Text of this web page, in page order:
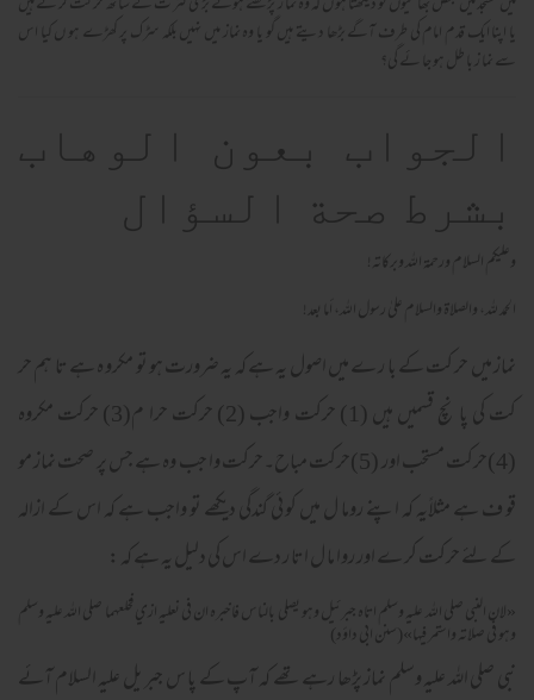
یا اپنا ایک قدم امام کی طرف آگے بڑھا دیتے ہیں گو یا وہ نماز میں نہیں بلکہ سڑک پر کھڑے ہو ں کیا اس
سے نما ز با طل ہو جا ئے گی؟
الجواب بعون الوهاب
بشرط صحة السؤال
وعلیکم السلام ورحمة الله وبرکاته!
الحمد لله، والصلاة والسلام علىٰ رسول الله، أما بعد!
نماز میں حر کت کے با ر ے میں اصول یہ ہے کہ یہ ضرورت ہو تو مکرو ہ ہے تا ہم حر
کت کی پا نچ قسمیں ہیں (1) حرکت واجب (2) حرکت حرا م(3) حرکت مکروہ
(4)حرکت مستحب اور (5)حرکت مباح۔حرکت وا جب وہ ہے جس پر صحت نماز مو
قو ف ہے مثلاًیہ کہ اپنے روما ل میں کو ئی گندگی دیکھے تو واجب ہے کہ اس کے ازالہ
کے لئے حرکت کر ے اور روا ما ل اتا ر دے اس کی دلیل یہ ہے کہ :
«لان النبي صلي الله عليه وسلم اتاه جبرئيل وهو يصلي بالناس فاخبره ان في نعليه ازي فخلعهما صلي الله عليه وسلم
وهو في صلاته واستمر فيها»(سنن ابی داؤد)
نبی صلی اللہ علیہ وسلم نماز پڑھا رہے تھے کہ آپ کے پا س جبر یل علیہ السلام آئے